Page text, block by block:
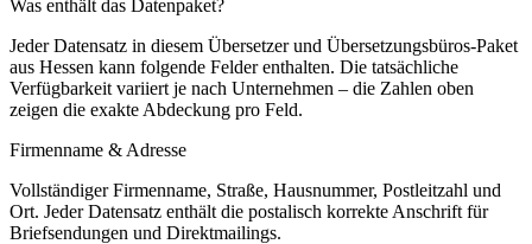
Was enthält das Datenpaket?
Jeder Datensatz in diesem Übersetzer und Übersetzungsbüros-Paket
aus Hessen kann folgende Felder enthalten. Die tatsächliche
Verfügbarkeit variiert je nach Unternehmen – die Zahlen oben
zeigen die exakte Abdeckung pro Feld.
Firmenname & Adresse
Vollständiger Firmenname, Straße, Hausnummer, Postleitzahl und
Ort. Jeder Datensatz enthält die postalisch korrekte Anschrift für
Briefsendungen und Direktmailings.